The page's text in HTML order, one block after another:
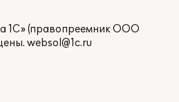
1С» (правопреемник ООО
websol@1c.ru